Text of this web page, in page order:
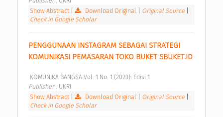
Show Abstract| Download Original Original Source
Check in Google Scholar
PENGGUNAAN INSTAGRAM SEBAGAI STRATEGI
KOMUNIKASI PEMASARAN TOKO BUKET SBUKET.ID
KOMUNIKA BANGSA Vol. 1 No. 1 (2023): Edisi 1
Publisher : UKRI
Show Abstract| Download Original Original Source
Check in Google Scholar